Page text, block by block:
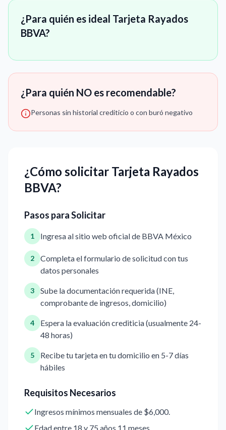
¿Para quién es ideal Tarjeta Rayados
BBVA?
¿Para quién NO es recomendable?
Personas sin historial crediticio o con buró negativo
¿Cómo solicitar Tarjeta Rayados
BBVA?
Pasos para Solicitar
1 Ingresa al sitio web oficial de BBVA México
2
Completa el formulario de solicitud con tus
datos personales
3
Sube la documentación requerida (INE,
comprobante de ingresos, domicilio)
4
Espera la evaluación crediticia (usualmente 24-
48 horas)
5
Recibe tu tarjeta en tu domicilio en 5-7 días
hábiles
Requisitos Necesarios
Ingresos mínimos mensuales de $6,000.
Edad entre 18 y 75 años 11 meses.